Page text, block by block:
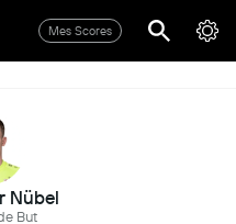
Mes Scores
Nübel
But